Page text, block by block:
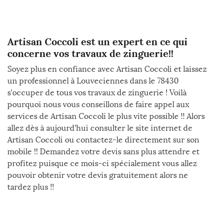
Artisan Coccoli est un expert en ce qui
concerne vos travaux de zinguerie!!
Soyez plus en confiance avec Artisan Coccoli et laissez
un professionnel à Louveciennes dans le 78430
s’occuper de tous vos travaux de zinguerie ! Voilà
pourquoi nous vous conseillons de faire appel aux
services de Artisan Coccoli le plus vite possible !! Alors
allez dès à aujourd’hui consulter le site internet de
Artisan Coccoli ou contactez-le directement sur son
mobile !! Demandez votre devis sans plus attendre et
profitez puisque ce mois-ci spécialement vous allez
pouvoir obtenir votre devis gratuitement alors ne
tardez plus !!